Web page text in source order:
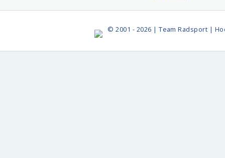
© 2001 - 2026 | Team Radsport |